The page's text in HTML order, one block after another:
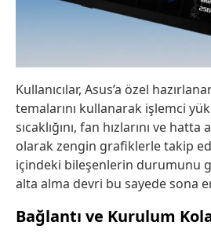
Kullanıcılar, Asus’a özel
temalarını kullanarak işlemci
sıcaklığını, fan hızlarını ve
olarak zengin grafiklerle takip
içindeki bileşenlerin durumunu
alta alma devri bu sayede sona
Bağlantı ve Kurulum